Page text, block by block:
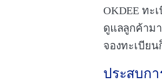
OKDEE ทะ
ดูแลลูกค้าม
จองทะเบีย
ประสบก